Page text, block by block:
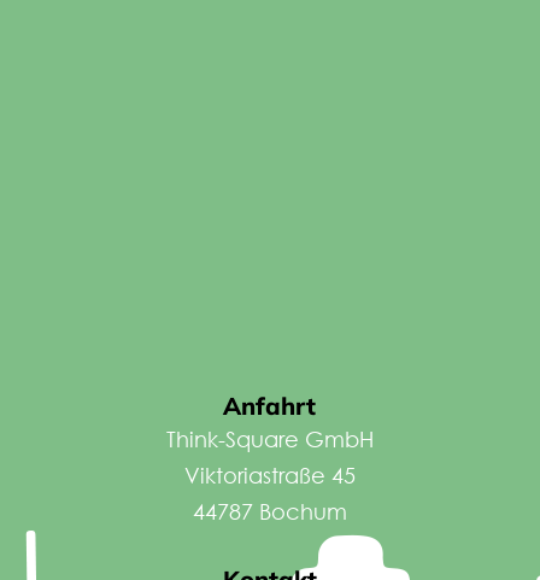
Anfahrt
Think-Square GmbH
Viktoriastraße 45
44787 Bochum